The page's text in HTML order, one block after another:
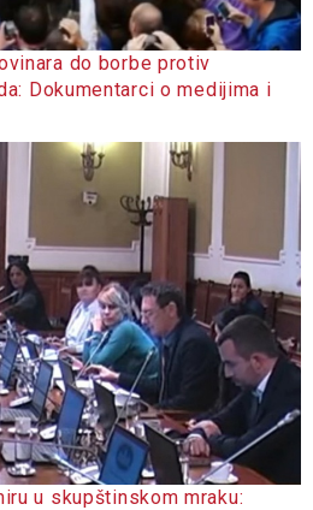
do borbe protiv
Dokumentarci o medijima i
u skupštinskom mraku: